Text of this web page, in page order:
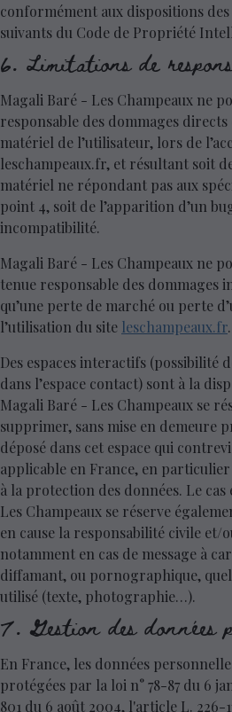
conformément aux dispositions
suivants du Code de Propriété
6. Limitations de
Magali Baré - Les Champeaux ne
responsable des dommages
matériel de l’utilisateur, lors de
leschampeaux.fr, et résultant soit
matériel ne répondant pas aux
point 4, soit de l’apparition d’un
incompatibilité.
Magali Baré - Les Champeaux ne
tenue responsable des dommages
qu’une perte de marché ou perte
l’utilisation du site leschampeaux.fr.
Des espaces interactifs (possibilité
dans l’espace contact) sont à la
Magali Baré - Les Champeaux se
supprimer, sans mise en demeure
déposé dans cet espace qui
applicable en France, en
à la protection des données. Le
Les Champeaux se réserve
en cause la responsabilité civile et/
notamment en cas de message à
diffamant, ou pornographique,
utilisé (texte, photographie…).
7. Gestion des données
En France, les données
protégées par la loi n° 78-87 du 6
801 du 6 août 2004, l'article L. 226-